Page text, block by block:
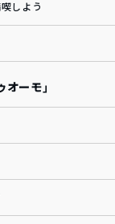
しよう
ーモ」